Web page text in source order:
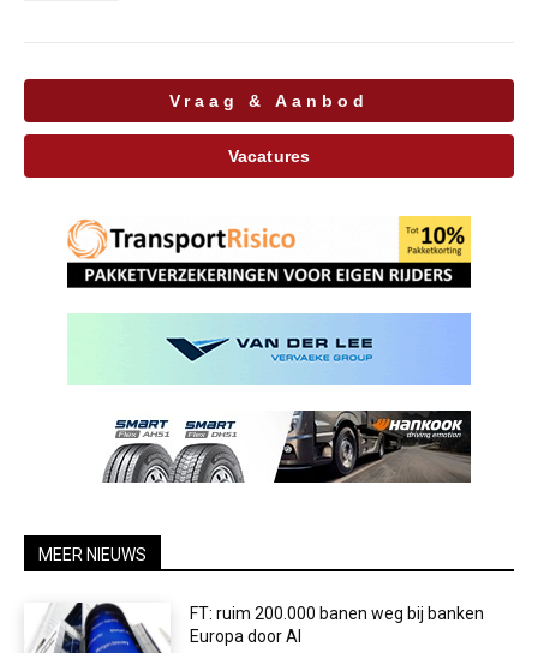
Vraag & Aanbod
Vacatures
MEER NIEUWS
FT: ruim 200.000 banen weg bij banken
Europa door AI